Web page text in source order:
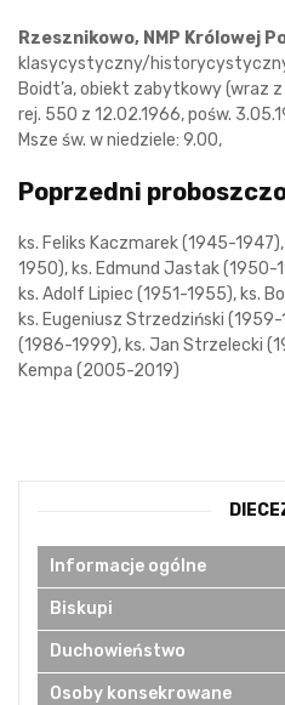
Rzesznikowo, NMP Królowej
klasycystyczny/
Boidt’a, obiekt zabytkowy (wraz
rej. 550 z 12.02.1966, pośw.
Msze św. w niedziele: 9.00,
Poprzedni
ks. Feliks Kaczmarek (1945-
1950), ks. Edmund Jastak (1950-
ks. Adolf Lipiec (1951-1955), ks.
ks. Eugeniusz Strzedziński
(1986-1999), ks. Jan Strzelecki
Kempa (2005-2019)
Informacje ogólne
Biskupi
Duchowieństwo
Osoby konsekrowane